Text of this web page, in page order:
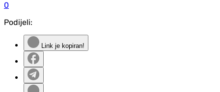
0
Podijeli:
Link je kopiran!